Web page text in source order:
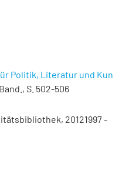
Politik, Literatur und Kun
S. 502-506
20121997 -